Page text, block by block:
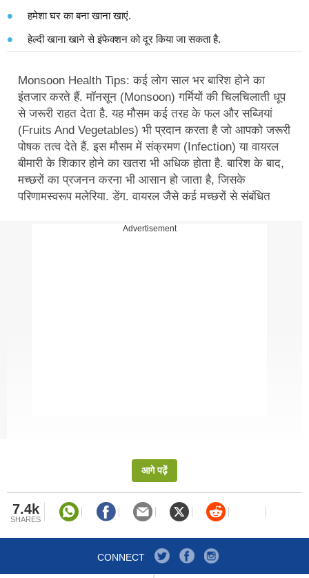
हमेशा घर का बना खाना खाएं.
हेल्दी खाना खाने से इंफेक्शन को दूर किया जा सकता है.
Monsoon Health Tips: कई लोग साल भर बारिश होने का
इंतजार करते हैं. मॉनसून (Monsoon) गर्मियों की चिलचिलाती धूप
से जरूरी राहत देता है. यह मौसम कई तरह के फल और सब्जियां
(Fruits And Vegetables) भी प्रदान करता है जो आपको जरूरी
पोषक तत्व देते हैं. इस मौसम में संक्रमण (Infection) या वायरल
बीमारी के शिकार होने का खतरा भी अधिक होता है. बारिश के बाद,
मच्छरों का प्रजनन करना भी आसान हो जाता है, जिसके
परिणामस्वरूप मलेरिया, डेंगू, वायरल जैसे कई मच्छरों से संबंधित
(Diet Tips) और सुरक्षा उपायों को समझने के लिए, हमने
मॉनसून में सबसे पहला और महत्वपूर्ण कदम है अपने शरीर को हाइड्रेट
रखना. बहुत सारा पानी पीना बहुत महत्वपूर्ण है क्योंकि यह शरीर से
सभी विषाक्त पदार्थों को बाहर निकालने में मदद करेगा और आपको
संक्रमणों से लड़ने के लिए बढ़ावा देगा.
Why Vitamin C Is Important: शरीर के लिए क्यों जरूरी है
विटामिन सी? इम्यूनिटी बढ़ाने के साथ ये हैं 6 बड़े कारण!
Advertisement
आगे पढ़ें
7.4k
SHARES
CONNECT